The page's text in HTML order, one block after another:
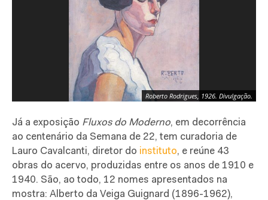
Roberto Rodrigues, 1926. Divulgação.
Já a exposição Fluxos do Moderno, em decorrência
ao centenário da Semana de 22, tem curadoria de
Lauro Cavalcanti, diretor do instituto, e reúne 43
obras do acervo, produzidas entre os anos de 1910 e
1940. São, ao todo, 12 nomes apresentados na
mostra: Alberto da Veiga Guignard (1896-1962),